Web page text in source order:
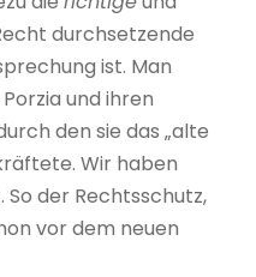
durchsetzende
ist. Man
und ihren
den sie das „alte
Wir haben
So der Rechtsschutz,
vor dem neuen